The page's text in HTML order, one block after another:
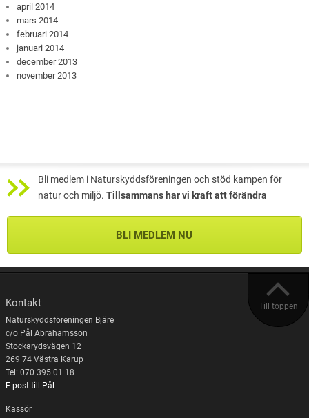
april 2014
mars 2014
februari 2014
januari 2014
december 2013
november 2013
Bli medlem i Naturskyddsföreningen och stöd kampen för
natur och miljö. Tillsammans har vi kraft att förändra
BLI MEDLEM NU
Till toppen
Kontakt
Naturskyddsföreningen Bjäre
c/o Pål Abrahamsson
Stockarydsvägen 12
269 74 Västra Karup
Tel: 070 395 01 18
E-post till Pål
Kassör